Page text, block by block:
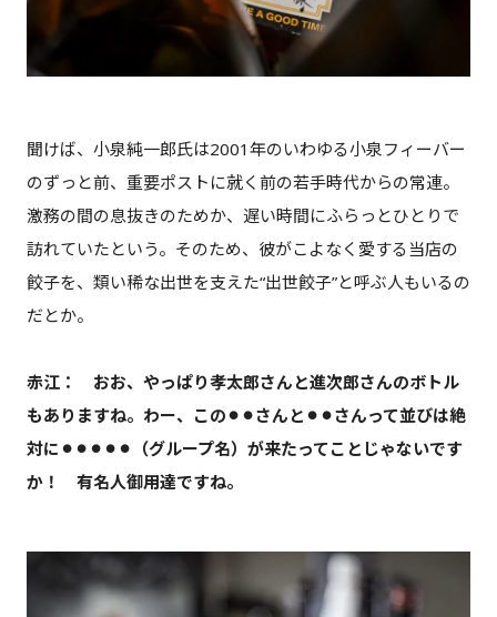
聞けば、小泉純一郎氏は2001年のいわゆる小泉フィーバー
のずっと前、重要ポストに就く前の若手時代からの常連。
激務の間の息抜きのためか、遅い時間にふらっとひとりで
訪れていたという。そのため、彼がこよなく愛する当店の
餃子を、類い稀な出世を支えた“出世餃子”と呼ぶ人もいるの
だとか。
赤江： おお、やっぱり孝太郎さんと進次郎さんのボトル
もありますね。わー、この⚫︎⚫︎さんと⚫︎⚫︎さんって並びは絶
対に⚫︎⚫︎⚫︎⚫︎⚫︎（グループ名）が来たってことじゃないです
か！ 有名人御用達ですね。